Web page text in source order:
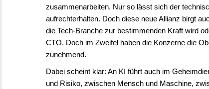
zusammenarbeiten. Nur so lässt sich der
aufrechterhalten. Doch diese neue Allianz birgt
die Tech-Branche zur bestimmenden Kraft wird
CTO. Doch im Zweifel haben die Konzerne die
zunehmend.
Dabei scheint klar: An KI führt auch im
und Risiko, zwischen Mensch und Maschine,